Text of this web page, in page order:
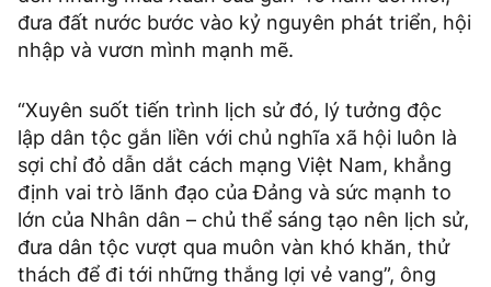
đưa đất nước bước vào kỷ nguyên phát triển, hội
nhập và vươn mình mạnh mẽ.
“Xuyên suốt tiến trình lịch sử đó, lý tưởng độc
lập dân tộc gắn liền với chủ nghĩa xã hội luôn là
sợi chỉ đỏ dẫn dắt cách mạng Việt Nam, khẳng
định vai trò lãnh đạo của Đảng và sức mạnh to
lớn của Nhân dân – chủ thể sáng tạo nên lịch sử,
đưa dân tộc vượt qua muôn vàn khó khăn, thử
thách để đi tới những thắng lợi vẻ vang”, ông